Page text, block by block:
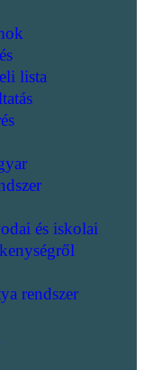
lista
és iskolai
rendszer